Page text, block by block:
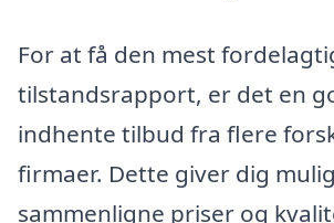
For at få den mest
tilstandsrapport, er det en
indhente tilbud fra flere
firmaer. Dette giver dig
sammenligne priser og